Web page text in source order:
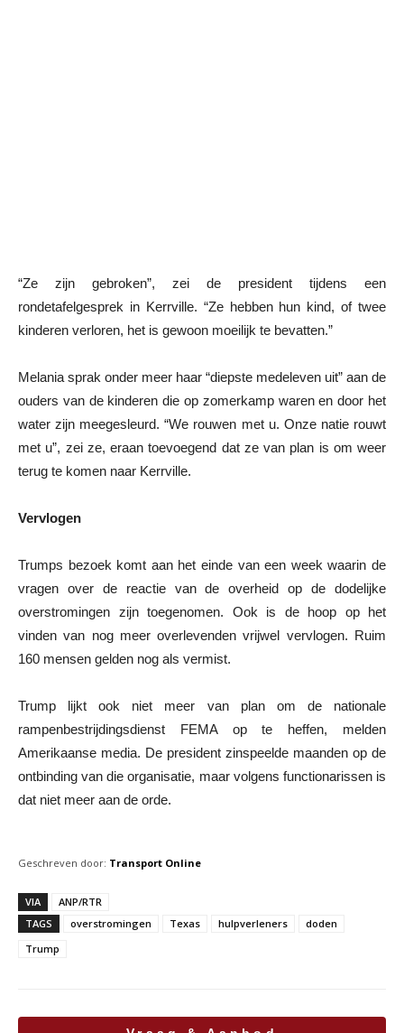
“Ze zijn gebroken”, zei de president tijdens een
rondetafelgesprek in Kerrville. “Ze hebben hun kind, of twee
kinderen verloren, het is gewoon moeilijk te bevatten.”
Melania sprak onder meer haar “diepste medeleven uit” aan de
ouders van de kinderen die op zomerkamp waren en door het
water zijn meegesleurd. “We rouwen met u. Onze natie rouwt
met u”, zei ze, eraan toevoegend dat ze van plan is om weer
terug te komen naar Kerrville.
Vervlogen
Trumps bezoek komt aan het einde van een week waarin de
vragen over de reactie van de overheid op de dodelijke
overstromingen zijn toegenomen. Ook is de hoop op het
vinden van nog meer overlevenden vrijwel vervlogen. Ruim
160 mensen gelden nog als vermist.
Trump lijkt ook niet meer van plan om de nationale
rampenbestrijdingsdienst FEMA op te heffen, melden
Amerikaanse media. De president zinspeelde maanden op de
ontbinding van die organisatie, maar volgens functionarissen is
dat niet meer aan de orde.
Geschreven door: Transport Online
VIA
ANP/RTR
TAGS
overstromingen Texas hulpverleners
doden
Trump